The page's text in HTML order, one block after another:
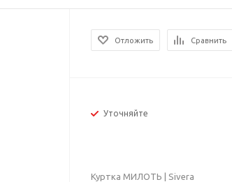
Отложить Сравнить
Уточняйте
Куртка МИЛОТЬ | Sivera